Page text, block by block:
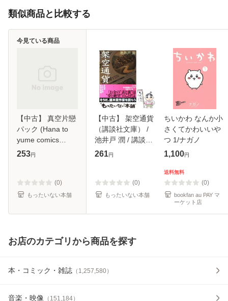
類似商品と比較する
【中古】 真空片戀
パック (Hana to
yume comics
special) / 河内遥 /
料】
253円
(0)
もったいない本舗
今見ている商品
【中古】 架空通貨
（講談社文庫） /
池井戸 潤 / 講談社
[文庫]【メール便送
261円
(0)
もったいない本舗
ちいかわ なんか小
さくてかわいいや
つ 1/ナガノ
1,100円
送料無料
(0)
bookfan au PAY マ
ーケット店
お店のカテゴリから商品を探す
本・コミック・雑誌 （ 1,257,580）
音楽・映像 （ 151,184）